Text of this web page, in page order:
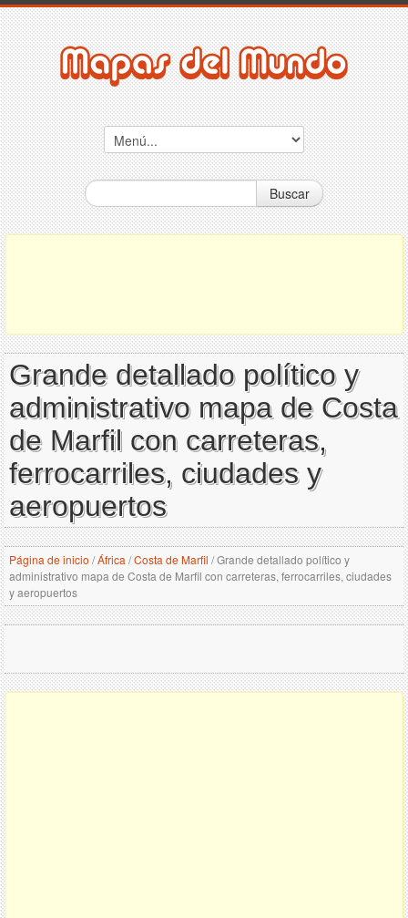
Buscar
Grande detallado político y
administrativo mapa de Costa
de Marfil con carreteras,
ferrocarriles, ciudades y
aeropuertos
Página de inicio /África /Costa de Marfil /Grande detallado político y
administrativo mapa de Costa de Marfil con carreteras, ferrocarriles, ciudades
y aeropuertos